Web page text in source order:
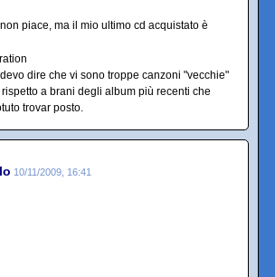
piace, ma il mio ultimo cd acquistato è
dire che vi sono troppe canzoni "vecchie"
a brani degli album più recenti che
trovar posto.
10/11/2009, 16:41